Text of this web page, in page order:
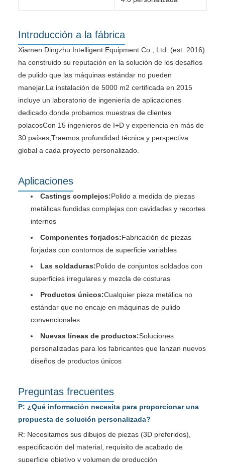
Introducción a la fábrica
Xiamen Dingzhu Intelligent Equipment Co., Ltd. (est. 2016)
ha construido su reputación en la solución de los desafíos
de pulido que las máquinas estándar no pueden
manejar.La instalación de 5000 m2 certificada en 2015
incluye un laboratorio de ingeniería de aplicaciones
dedicado donde probamos muestras de clientes
polacosCon 15 ingenieros de I+D y experiencia en más de
30 países,Traemos profundidad técnica y perspectiva
global a cada proyecto personalizado.
Aplicaciones
Castings complejos:Polido a medida de piezas
metálicas fundidas complejas con cavidades y recortes
internos
Componentes forjados:Fabricación de piezas
forjadas con contornos de superficie variables
Las soldaduras:Polido de conjuntos soldados con
superficies irregulares y mezcla de costuras
Productos únicos:Cualquier pieza metálica no
estándar que no encaje en máquinas de pulido
convencionales
Nuevas líneas de productos:Soluciones
personalizadas para los fabricantes que lanzan nuevos
diseños de productos únicos
Preguntas frecuentes
P: ¿Qué información necesita para proporcionar una
propuesta de solución personalizada?
R: Necesitamos sus dibujos de piezas (3D preferidos),
especificación del material, requisito de acabado de
superficie objetivo y volumen de producción